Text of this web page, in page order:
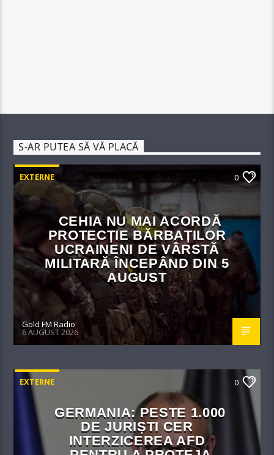
S-AR PUTEA SĂ VĂ PLACĂ
EXTERNE 0
CEHIA NU MAI ACORDĂ
PROTECȚIE BĂRBAȚILOR
UCRAINENI DE VÂRSTĂ
MILITARĂ ÎNCEPÂND DIN 5
AUGUST
Gold FM Radio
6 AUGUST 2026
EXTERNE 0
GERMANIA: PESTE 1.000
DE JURIȘTI CER
INTERZICEREA AFD